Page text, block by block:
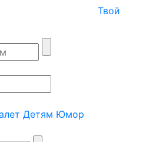
Твой
Детям Юмор